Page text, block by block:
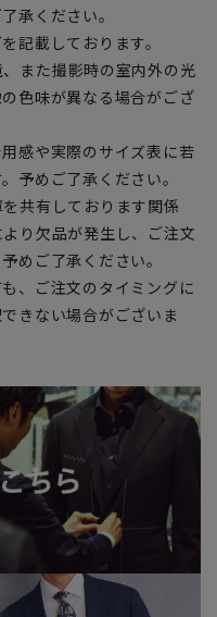
承ください。
記載しております。
また撮影時の室内外の光
色味が異なる場合がござ
感や実際のサイズ表に若
予めご了承ください。
共有しております関係
り欠品が発生し、ご注文
めご了承ください。
、ご注文のタイミングに
きない場合がございま